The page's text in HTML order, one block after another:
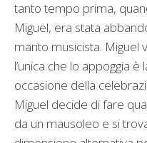
tanto tempo prima,
Miguel, era stata
marito musicista. Miguel
l’unica che lo appoggia è
occasione della
Miguel decide di fare
da un mausoleo e si